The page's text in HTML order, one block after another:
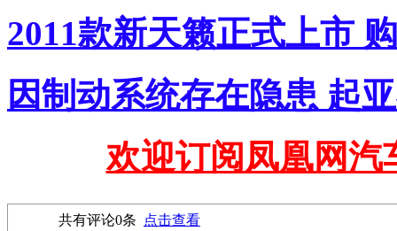
2011款新天籁正式上市
因制动系统存在隐患 起
欢迎订阅凤凰网汽
共有评论0条
点击查看